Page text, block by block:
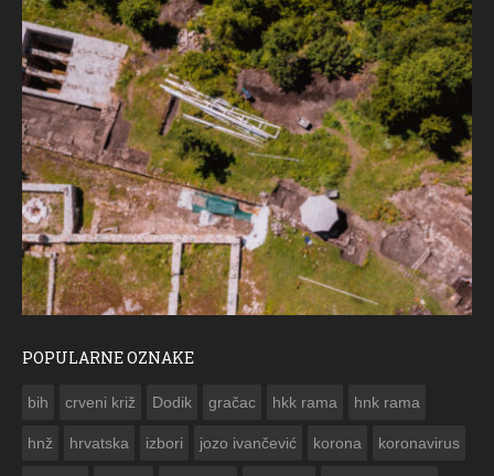
POPULARNE OZNAKE
bih crveni križ Dodik gračac hkk rama hnk rama
hnž hrvatska izbori jozo ivančević korona koronavirus